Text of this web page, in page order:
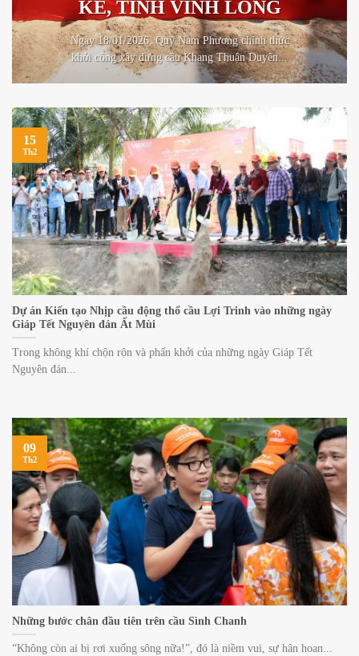
KÈ, TỈNH VĨNH LONG
Ngày 18/01/2026, Quỹ Nam Phương chính thức
khởi công xây dựng cầu Khang Thuận Duyên...
Dự án Kiến tạo Nhịp cầu động thổ cầu Lợi Trinh vào những ngày
Giáp Tết Nguyên đán Ất Mùi
Trong không khí chộn rộn và phấn khởi của những ngày Giáp Tết
Nguyên đán...
15
Th2
Những bước chân đầu tiên trên cầu Sình Chanh
“Không còn ai bị rơi xuống sông nữa!”, đó là niềm vui, sự hân hoan...
09
Th2